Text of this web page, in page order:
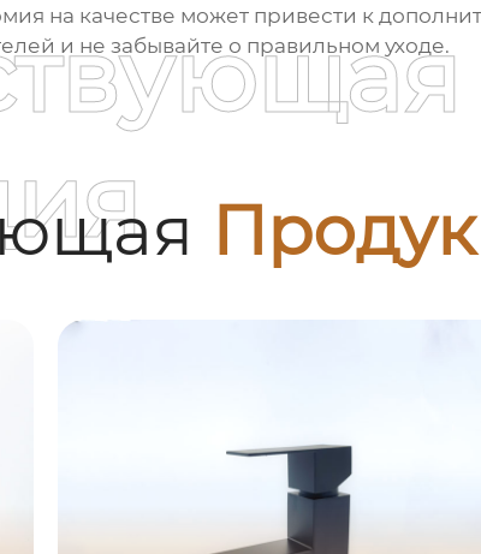
на качестве может привести к
и не забывайте о правильном уходе.